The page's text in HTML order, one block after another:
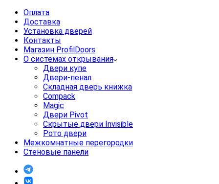
Оплата
Доставка
Установка дверей
Контакты
Магазин ProfilDoors
О системах открывания
Двери купе
Двери-пенал
Складная дверь книжка
Compack
Magic
Двери Pivot
Скрытые двери Invisible
Рото двери
Межкомнатные перегородки
Стеновые панели